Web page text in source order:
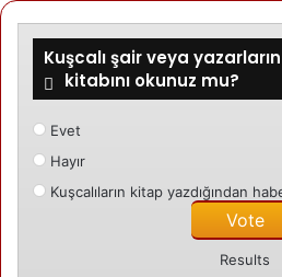
Kuşcalı şair veya
kitabını okunuz mu?
Evet
Hayır
Kuşcalıların kitap yazdığından
Results